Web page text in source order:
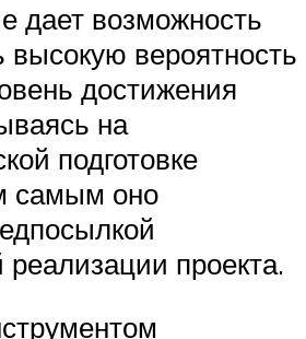
дает возможность
высокую вероятность
достижения
на
подготовке
самым оно
проекта.